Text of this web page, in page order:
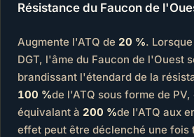
Résistance du Faucon de
Augmente l'ATQ de 20 %.
DGT, l'âme du Faucon de l'Ouest
brandissant l'étendard de la
100 %de l'ATQ sous forme de
équivalant à 200 %de l'ATQ aux
effet peut être déclenché une fois